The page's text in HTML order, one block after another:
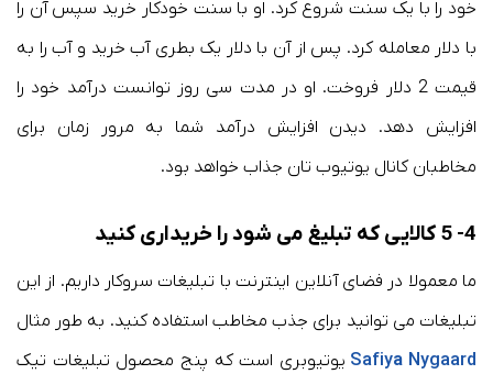
خود را با یک سنت شروع کرد. او با سنت خودکار خرید سپس آن را
با دلار معامله کرد. پس از آن با دلار یک بطری آب خرید و آب را به
قیمت 2 دلار فروخت. او در مدت سی روز توانست درآمد خود را
افزایش دهد. دیدن افزایش درآمد شما به مرور زمان برای
مخاطبان کانال یوتیوب تان جذاب خواهد بود.
4- 5 کالایی که تبلیغ می شود را خریداری کنید
ما معمولا در فضای آنلاین اینترنت با تبلیغات سروکار داریم. از این
تبلیغات می توانید برای جذب مخاطب استفاده کنید. به طور مثال
Safiya Nygaard
یوتیوبری است که پنج محصول تبلیغات تیک